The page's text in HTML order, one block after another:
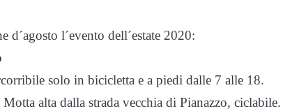
d´agosto l´evento dell´estate 2020:
solo in bicicletta e a piedi dalle 7 alle 18.
alta dalla strada vecchia di Pianazzo, ciclabile.